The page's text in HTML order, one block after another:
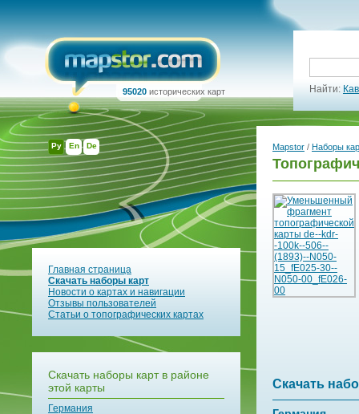
Ру En De
95020 исторических карт Найти:
Главная страница
Скачать наборы карт
Новости о картах и навигации
Отзывы пользователей
Статьи о топографических картах
Скачать наборы карт в районе
этой карты
Германия
Mapstor / Наборы
Скачать